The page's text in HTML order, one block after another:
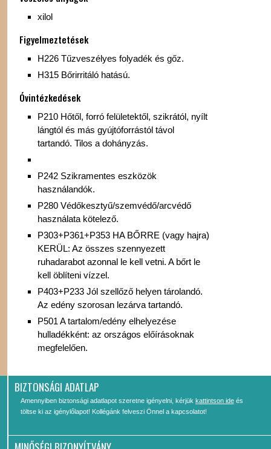
xilol
Figyelmeztetések
H226 Tűzveszélyes folyadék és gőz.
H315 Bőrirritáló hatású.
Óvintézkedések
P210 Hőtől, forró felületektől, szikrától, nyílt
lángtól és más gyújtóforrástól távol
tartandó. Tilos a dohányzás.
P242 Szikramentes eszközök
használandók.
P280 Védőkesztyű/szemvédő/arcvédő
használata kötelező.
P303+P361+P353 HA BŐRRE (vagy hajra)
KERÜL: Az összes szennyezett
ruhadarabot azonnal le kell vetni. A bőrt le
kell öblíteni vízzel.
P403+P233 Jól szellőző helyen tárolandó.
Az edény szorosan lezárva tartandó.
P501 A tartalom/edény elhelyezése
hulladékként: az országos előírásoknak
megfelelően.
BIZTONSÁGI ADATLAP
Amennyiben biztonsági adatlapot szeretne igényelni, kérjük kattintson ide és
töltse ki az igénylőlapot! Kollégánk felveszi Önnel a kapcsolatot!